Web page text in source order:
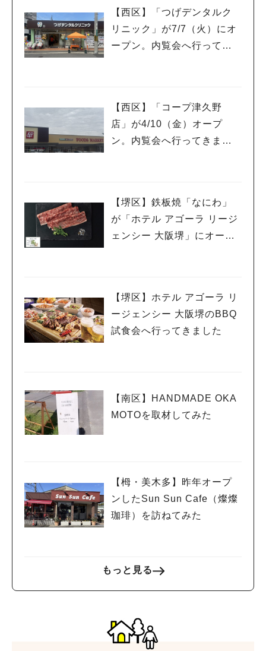
【西区】「つげデンタルク
リニック」が7/7（火）にオ
ープン。内覧会へ行ってき
【西区】「コープ津久野
店」が4/10（金）オープ
ン。内覧会へ行ってきまし
【堺区】鉄板焼「なにわ」
が「ホテル アゴーラ リージ
ェンシー 大阪堺」にオープ
【堺区】ホテル アゴーラ リ
ージェンシー 大阪堺のBBQ
試食会へ行ってきました
【南区】HANDMADE OKA
MOTOを取材してみた
【栂・美木多】昨年オープ
ンしたSun Sun Cafe（燦燦
珈琲）を訪ねてみた
もっと見る